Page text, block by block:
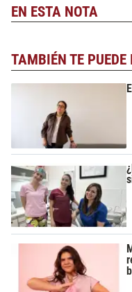
EN ESTA NOTA
TAMBIÉN TE PUEDE